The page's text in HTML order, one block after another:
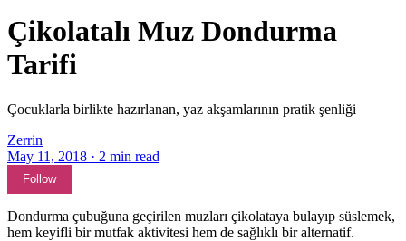
Çikolatalı Muz Dondurma
Tarifi
Çocuklarla birlikte hazırlanan, yaz akşamlarının pratik şenliği
Zerrin
May 11, 2018 · 2 min read
Follow
Dondurma çubuğuna geçirilen muzları çikolataya bulayıp süslemek,
hem keyifli bir mutfak aktivitesi hem de sağlıklı bir alternatif.